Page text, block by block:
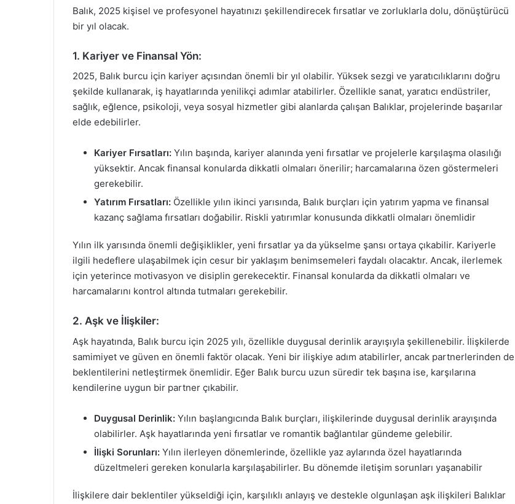
Balık, 2025 kişisel ve profesyonel hayatınızı şekillendirecek fırsatlar ve zorluklarla dolu, dönüştürücü
bir yıl olacak.
1. Kariyer ve Finansal Yön:
2025, Balık burcu için kariyer açısından önemli bir yıl olabilir. Yüksek sezgi ve yaratıcılıklarını doğru
şekilde kullanarak, iş hayatlarında yenilikçi adımlar atabilirler. Özellikle sanat, yaratıcı endüstriler,
sağlık, eğlence, psikoloji, veya sosyal hizmetler gibi alanlarda çalışan Balıklar, projelerinde başarılar
elde edebilirler.
Kariyer Fırsatları: Yılın başında, kariyer alanında yeni fırsatlar ve projelerle karşılaşma olasılığı
yüksektir. Ancak finansal konularda dikkatli olmaları önerilir; harcamalarına özen göstermeleri
gerekebilir.
Yatırım Fırsatları: Özellikle yılın ikinci yarısında, Balık burçları için yatırım yapma ve finansal
kazanç sağlama fırsatları doğabilir. Riskli yatırımlar konusunda dikkatli olmaları önemlidir
Yılın ilk yarısında önemli değişiklikler, yeni fırsatlar ya da yükselme şansı ortaya çıkabilir. Kariyerle
ilgili hedeflere ulaşabilmek için cesur bir yaklaşım benimsemeleri faydalı olacaktır. Ancak, ilerlemek
için yeterince motivasyon ve disiplin gerekecektir. Finansal konularda da dikkatli olmaları ve
harcamalarını kontrol altında tutmaları gerekebilir.
2. Aşk ve İlişkiler:
Aşk hayatında, Balık burcu için 2025 yılı, özellikle duygusal derinlik arayışıyla şekillenebilir. İlişkilerde
samimiyet ve güven en önemli faktör olacak. Yeni bir ilişkiye adım atabilirler, ancak partnerlerinden de
beklentilerini netleştirmek önemlidir. Eğer Balık burcu uzun süredir tek başına ise, karşılarına
kendilerine uygun bir partner çıkabilir.
Duygusal Derinlik: Yılın başlangıcında Balık burçları, ilişkilerinde duygusal derinlik arayışında
olabilirler. Aşk hayatlarında yeni fırsatlar ve romantik bağlantılar gündeme gelebilir.
İlişki Sorunları: Yılın ilerleyen dönemlerinde, özellikle yaz aylarında özel hayatlarında
düzeltmeleri gereken konularla karşılaşabilirler. Bu dönemde iletişim sorunları yaşanabilir
İlişkilere dair beklentiler yükseldiği için, karşılıklı anlayış ve destekle olgunlaşan aşk ilişkileri Balıklar